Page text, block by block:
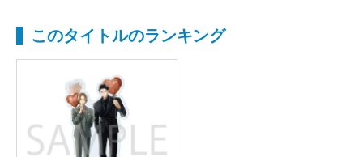
このタイトルのランキング